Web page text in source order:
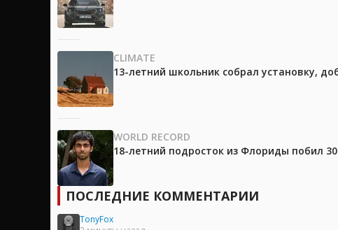
CLIMATE
13-летний школьник собрал установку,
WORLD RECORD
18-летний подросток из Флориды побил
ПОСЛЕДНИЕ КОММЕНТАРИИ
TonyFox